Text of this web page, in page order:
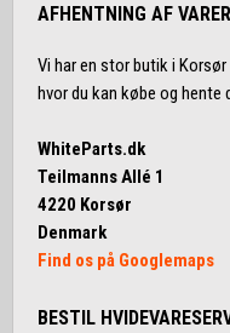
AFHENTNING AF VARER
Vi har en stor butik i Korsør
hvor du kan købe og hente
WhiteParts.dk
Teilmanns Allé 1
4220 Korsør
Denmark
Find os på Googlemaps
BESTIL